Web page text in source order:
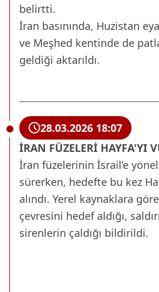
belirtti.
İran basınında, Huzistan
ve Meşhed kentinde de
geldiği aktarıldı.
28.03.2026 18:07
İRAN FÜZELERİ HAYFA'YI
İran füzelerinin İsrail’e
sürerken, hedefte bu kez
alındı. Yerel kaynaklara
çevresini hedef aldığı,
sirenlerin çaldığı bildirildi.